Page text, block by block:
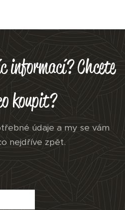
informací? Chcete
koupit?
údaje a my se vám
nejdříve zpět.